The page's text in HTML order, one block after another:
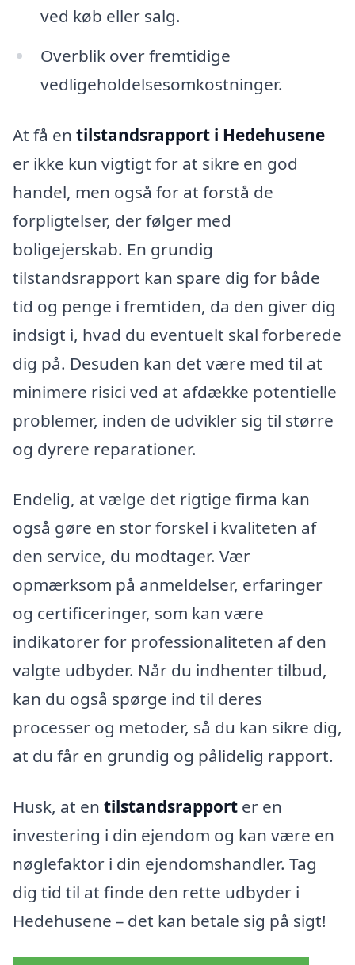
ved køb eller salg.
Overblik over fremtidige
vedligeholdelsesomkostninger.
At få en tilstandsrapport i Hedehusene
er ikke kun vigtigt for at sikre en god
handel, men også for at forstå de
forpligtelser, der følger med
boligejerskab. En grundig
tilstandsrapport kan spare dig for både
tid og penge i fremtiden, da den giver dig
indsigt i, hvad du eventuelt skal forberede
dig på. Desuden kan det være med til at
minimere risici ved at afdække potentielle
problemer, inden de udvikler sig til større
og dyrere reparationer.
Endelig, at vælge det rigtige firma kan
også gøre en stor forskel i kvaliteten af
den service, du modtager. Vær
opmærksom på anmeldelser, erfaringer
og certificeringer, som kan være
indikatorer for professionaliteten af den
valgte udbyder. Når du indhenter tilbud,
kan du også spørge ind til deres
processer og metoder, så du kan sikre dig,
at du får en grundig og pålidelig rapport.
Husk, at en tilstandsrapport er en
investering i din ejendom og kan være en
nøglefaktor i din ejendomshandler. Tag
dig tid til at finde den rette udbyder i
Hedehusene – det kan betale sig på sigt!